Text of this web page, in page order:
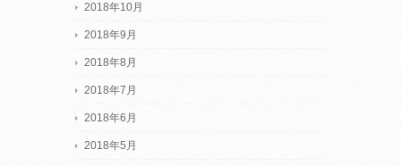
2018年10月
2018年9月
2018年8月
2018年7月
2018年6月
2018年5月